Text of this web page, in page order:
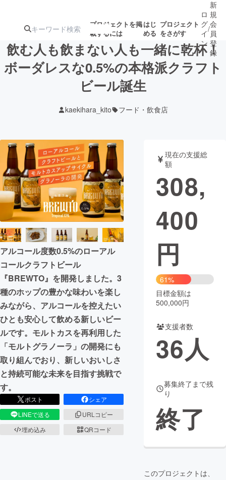
プロジェクトを掲
載するには
はじ
める
プロジェクト
をさがす
注目の新着プロ募集終了が近いプ
テクノロジー・ガジェット
映像・映画 書籍・雑誌
ビジネス・起業 チャレンジ
まちづくり・地域活性化
CAMPFIRE for Social Good
CAMPFIRE Creation
CAMPFIREふるさと納税 machi-ya コミュニティ
ロ
グ
イ
ン
/
新
規
会
員
登
録
飲む人も飲まない人も一緒に乾杯！
ボーダレスな0.5%の本格派クラフト
ビール誕生
kaekihara_kito フード・飲食店
アルコール度数0.5%のローアル
コールクラフトビール
『BREWTO』を開発しました。3
種のホップの豊かな味わいを楽し
みながら、アルコールを控えたい
ひとも安心して飲める新しいビー
ルです。モルトカスを再利用した
「モルトグラノーラ」の開発にも
取り組んでおり、新しいおいしさ
と持続可能な未来を目指す挑戦で
す。
ポスト
シェア
LINEで送る
URLコピー
埋め込み
QRコード
現在の支援総
額
308,
400
円
61%
目標金額は
500,000円
支援者数
36人
募集終了まで残
り
終了
このプロジェクトは、